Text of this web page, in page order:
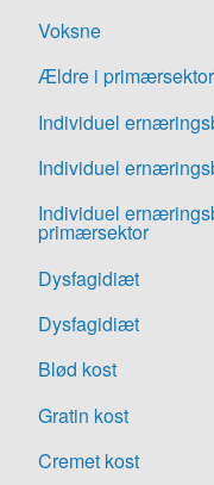
Voksne
Ældre i primærsektor
Individuel
Individuel
Individuel
primærsektor
Dysfagidiæt
Dysfagidiæt
Blød kost
Gratin kost
Cremet kost